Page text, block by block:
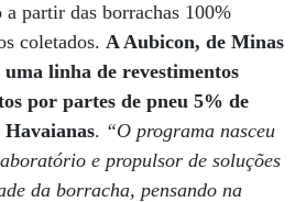
partir das borrachas 100%
coletados. A Aubicon, de Minas
uma linha de revestimentos
por partes de pneu 5% de
Havaianas. “O programa nasceu
e propulsor de soluções
da borracha, pensando na